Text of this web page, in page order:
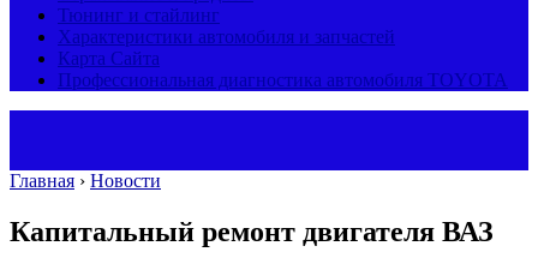
Тюнинг и стайлинг
Характеристики автомобиля и запчастей
Карта Сайта
Профессиональная диагностика автомобиля TOYOTA
Главная › Новости
Капитальный ремонт двигателя ВАЗ